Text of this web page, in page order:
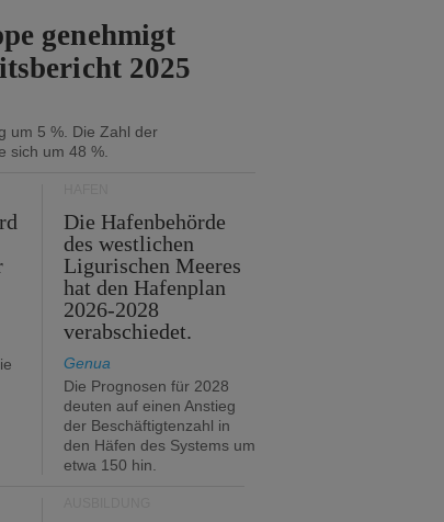
genehmigt
2025
um 5 %. Die Zahl der
sich um 48 %.
Die Hafenbehörde
des westlichen
Ligurischen Meeres
hat den Hafenplan
2026-2028
verabschiedet.
Genua
Die Prognosen für 2028
deuten auf einen Anstieg
der Beschäftigtenzahl in
den Häfen des Systems um
etwa 150 hin.